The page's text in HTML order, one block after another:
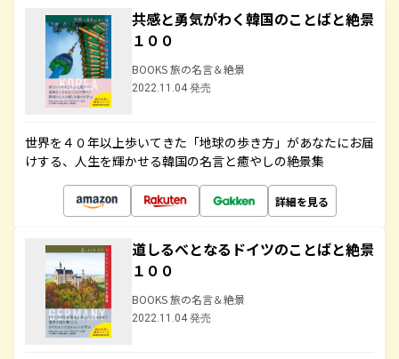
共感と勇気がわく韓国のことばと絶景
１００
BOOKS 旅の名言＆絶景
2022.11.04 発売
世界を４０年以上歩いてきた「地球の歩き方」があなたにお届
けする、人生を輝かせる韓国の名言と癒やしの絶景集
詳細を見る
道しるべとなるドイツのことばと絶景
１００
BOOKS 旅の名言＆絶景
2022.11.04 発売